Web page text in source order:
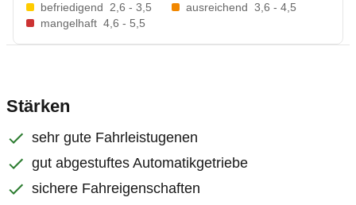
befriedigend
2,6 - 3,5 ausreichend 3,6 - 4,5
mangelhaft 4,6 - 5,5
Stärken
sehr gute Fahrleistugenen
gut abgestuftes Automatikgetriebe
sichere Fahreigenschaften